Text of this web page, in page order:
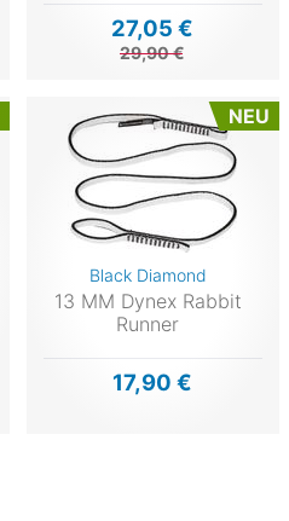
27,05 €
29,90 €
NEU
Black Diamond
13 MM Dynex Rabbit
Runner
17,90 €